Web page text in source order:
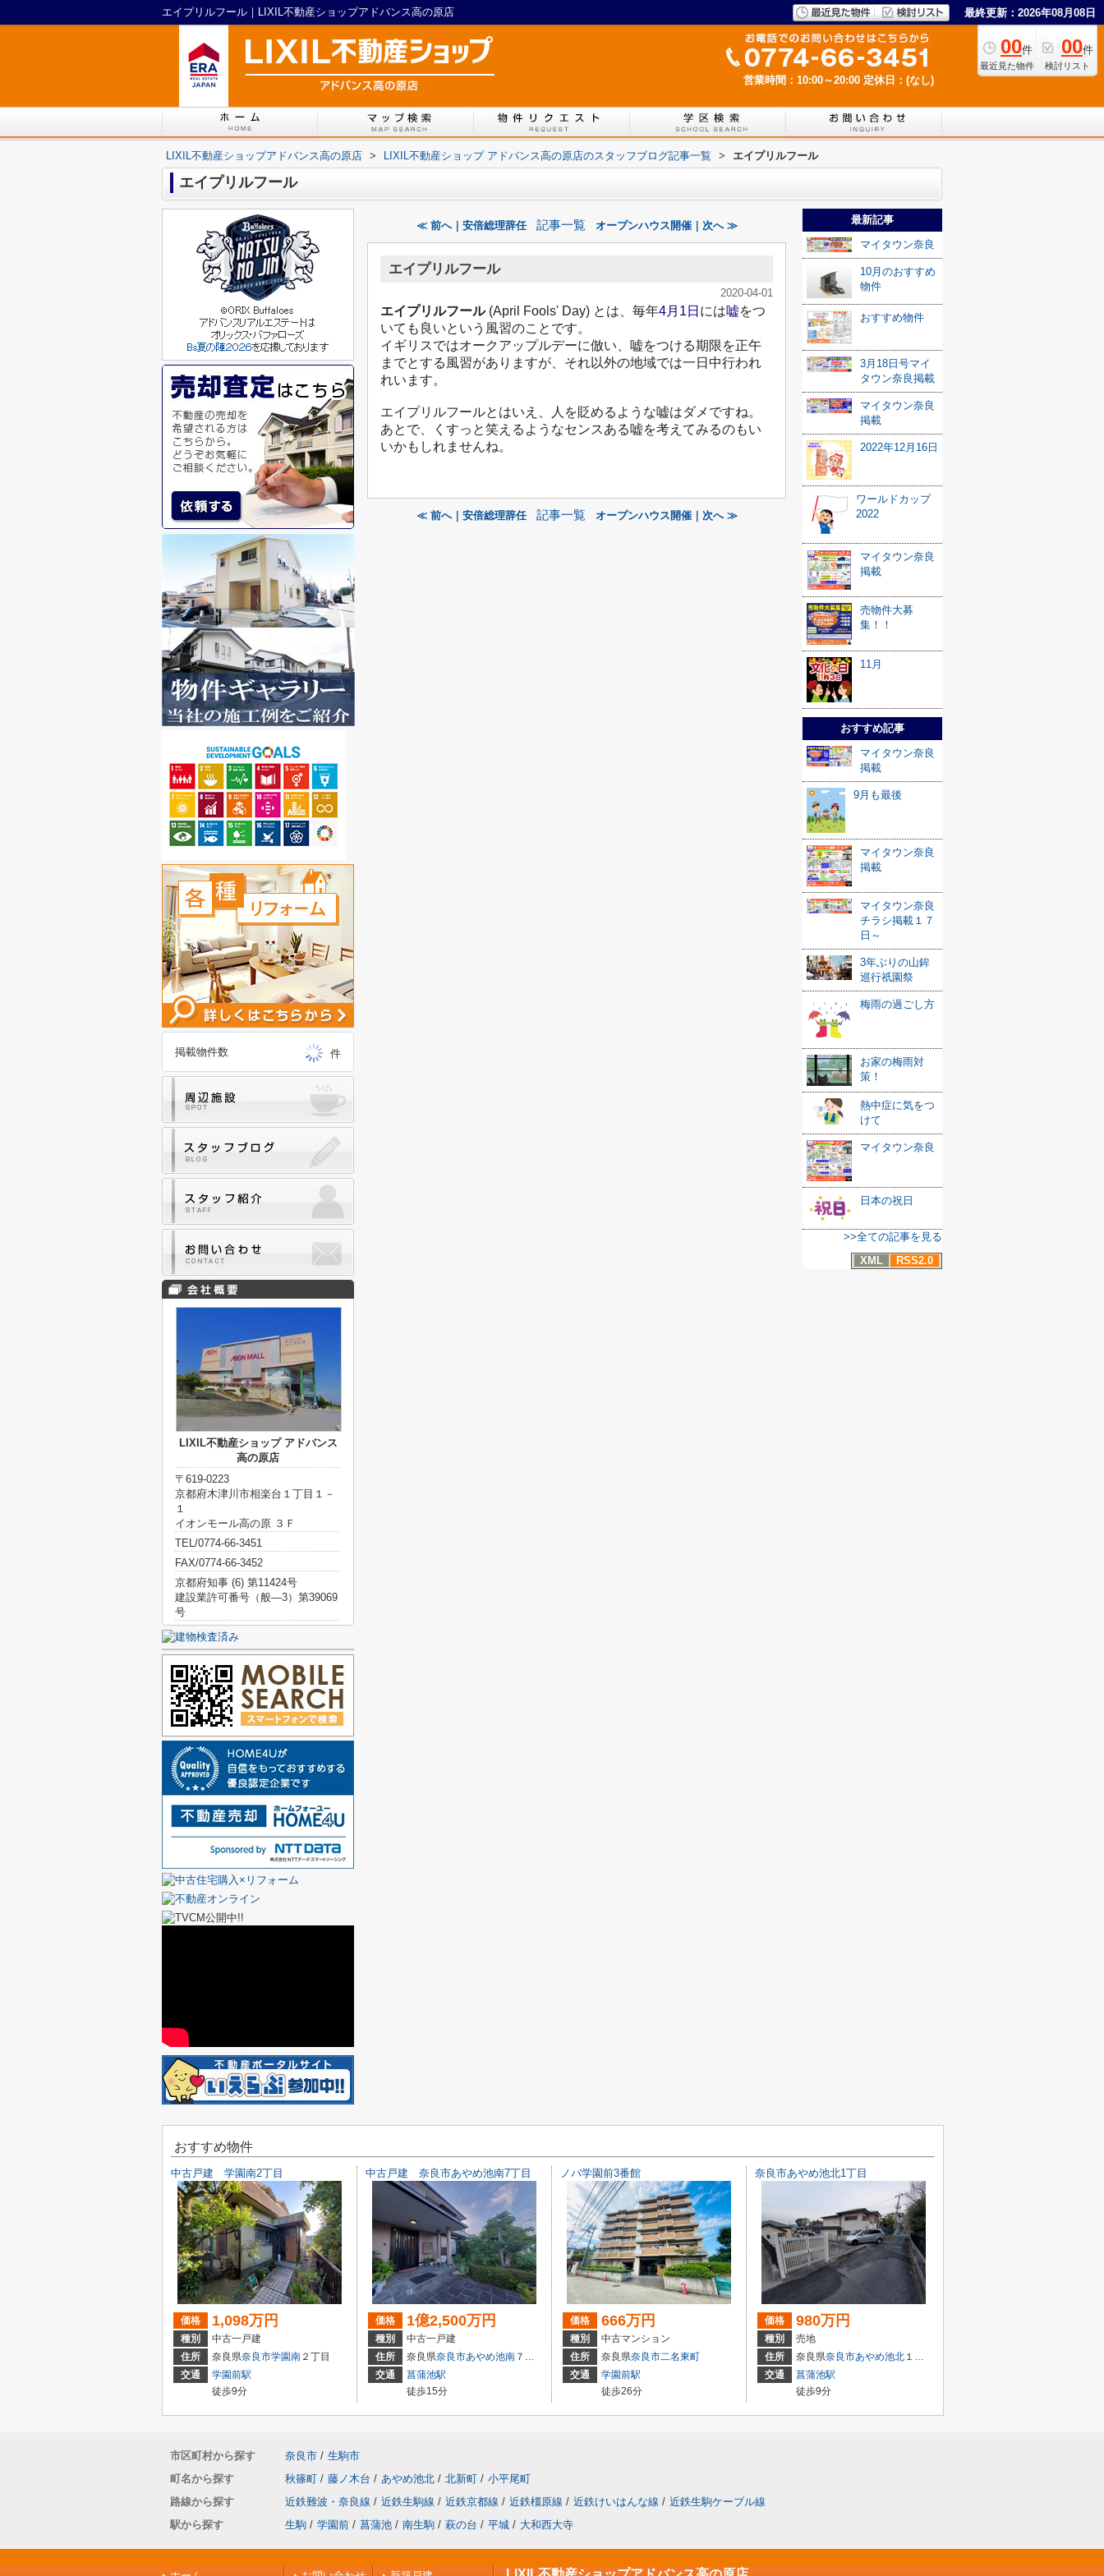
エイプリルフール｜LIXIL不動産ショップアドバンス高の原店 最終更新：2026年08月08日
00件
最近見た物件
00件
検討リスト
営業時間：10:00～20:00 定休日：(なし)
LIXIL不動産ショップアドバンス高の原店 > LIXIL不動産ショップ アドバンス高の原店のスタッフブログ記事一覧 > エイプリルフール
エイプリルフール
≪ 前へ｜安倍総理辞任 記事一覧 オープンハウス開催｜次へ ≫
エイプリルフール
2020-04-01
エイプリルフール (April Fools' Day) とは、毎年4月1日 には嘘をつ
いても良いという風習のことです。
イギリスではオークアップルデーに倣い、嘘をつける期限を正午
までとする風習がありますが 、それ以外の地域では一日中行われ
れいます。
エイプリルフールとはいえ、人を貶めるような嘘はダメですね。
あとで、くすっと笑えるようなセンスある嘘を考えてみるのもい
いかもしれませんね。
≪ 前へ｜安倍総理辞任 記事一覧 オープンハウス開催｜次へ ≫
最新記事
マイタウン奈良
10月のおすすめ
物件
おすすめ物件
3月18日号マイ
タウン奈良掲載
マイタウン奈良
掲載
2022年12月16日
ワールドカップ
2022
マイタウン奈良
掲載
売物件大募
集！！
11月
おすすめ記事
マイタウン奈良
掲載
9月も最後
マイタウン奈良
掲載
マイタウン奈良
チラシ掲載１７
日～
3年ぶりの山鉾
巡行祇園祭
梅雨の過ごし方
お家の梅雨対
策！
熱中症に気をつ
けて
マイタウン奈良
日本の祝日
>>全ての記事を見る
XML
RSS2.0
掲載物件数 件
LIXIL不動産ショップ アドバンス
高の原店
〒619-0223
京都府木津川市相楽台１丁目１－
１
イオンモール高の原 ３Ｆ
TEL/0774-66-3451
FAX/0774-66-3452
京都府知事 (6) 第11424号
建設業許可番号（般―3）第39069
号
おすすめ物件
中古戸建 学園南2丁目
価格 1,098万円
種別
中古一戸建
住所
奈良県奈良市学園南 ２丁目
交通
学園前駅
徒歩9分
中古戸建 奈良市あやめ池南7丁目
価格 1億2,500万円
種別
中古一戸建
住所
奈良県奈良市あやめ池南 ７丁目
交通
菖蒲池駅
徒歩15分
ノバ学園前3番館
価格 666万円
種別
中古マンション
住所
奈良県奈良市二名東町
交通
学園前駅
徒歩26分
奈良市あやめ池北1丁目
価格 980万円
種別
売地
住所
奈良県奈良市あやめ池北 １丁目
交通
菖蒲池駅
徒歩9分
市区町村から探す 奈良市 / 生駒市
町名から探す
秋篠町 / 藤ノ木台 / あやめ池北 / 北新町 / 小平尾町
路線から探す
近鉄難波・奈良線 / 近鉄生駒線 / 近鉄京都線 / 近鉄橿原線 / 近鉄けいはんな線 / 近鉄生駒ケーブル線
駅から探す
生駒 / 学園前 / 菖蒲池 / 南生駒 / 萩の台 / 平城 / 大和西大寺